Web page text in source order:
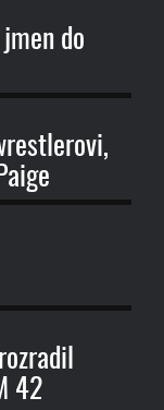
do
42